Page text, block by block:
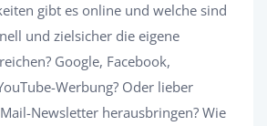
gibt es online und welche sind
und zielsicher die eigene
Google, Facebook,
Werbung? Oder lieber
Newsletter herausbringen? Wie